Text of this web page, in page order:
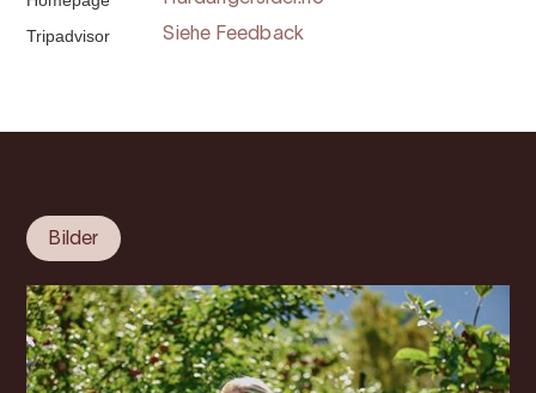
Tripadvisor Siehe Feedback
Bilder